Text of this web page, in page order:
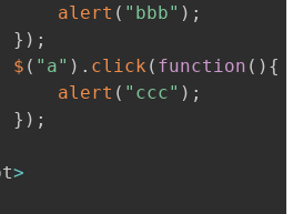
alert ( "bbb" ) ;
} ) ;
$ ( "a" ) . click ( function ( ) {
alert ( "ccc" ) ;
} ) ;
>